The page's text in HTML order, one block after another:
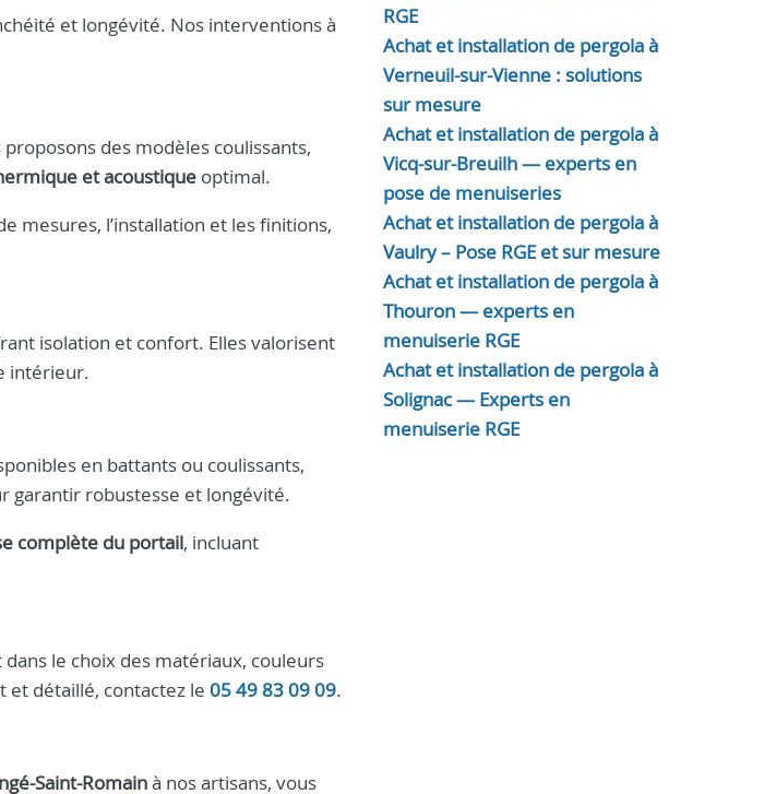
et longévité. Nos interventions à
des modèles coulissants,
et acoustique optimal.
mesures, l’installation et les finitions,
isolation et confort. Elles valorisent
intérieur.
en battants ou coulissants,
garantir robustesse et longévité.
complète du portail, incluant
le choix des matériaux, couleurs
et détaillé, contactez le 05 49 83 09 09.
Saint-Romainà nos artisans, vous
RGE
Achat et installation de pergola à
Verneuil-sur-Vienne : solutions
sur mesure
Achat et installation de pergola à
Vicq-sur-Breuilh — experts en
pose de menuiseries
Achat et installation de pergola à
Vaulry – Pose RGE et sur mesure
Achat et installation de pergola à
Thouron — experts en
menuiserie RGE
Achat et installation de pergola à
Solignac — Experts en
menuiserie RGE